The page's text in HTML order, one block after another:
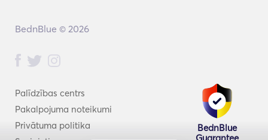
Palīdzības centrs
Pakalpojuma noteikumi
Privātuma politika
BednBlue
BednBlue © 2026